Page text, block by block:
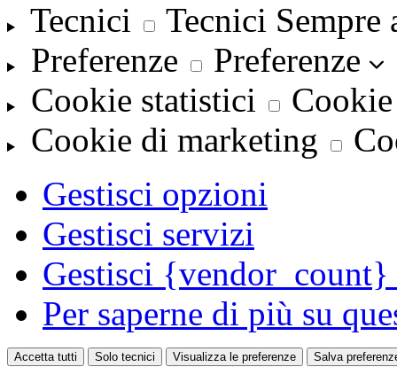
Tecnici
Tecnici
Preferenze
Preferenze
Cookie statistici
Cookie di marketing
Gestisci opzioni
Gestisci servizi
Gestisci
Per saperne di più su
Accetta tutti Solo tecnici Visualizza le preferenze Salva